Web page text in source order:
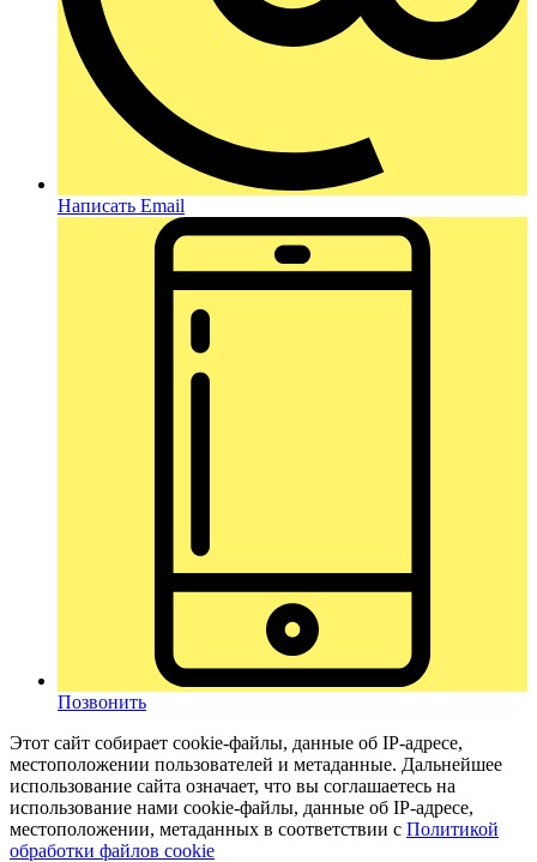
Написать Email
Позвонить
Этот сайт собирает cookie-файлы, данные об IP-адресе,
местоположении пользователей и метаданные. Дальнейшее
использование сайта означает, что вы соглашаетесь на
использование нами cookie-файлы, данные об IP-адресе,
местоположении, метаданных в соответствии с Политикой
обработки файлов cookie